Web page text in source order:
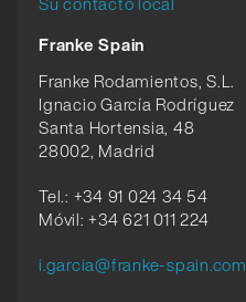
Franke Spain
Franke Rodamientos, S.L.
Ignacio García Rodríguez
Santa Hortensia, 48
28002, Madrid
Tel.: +34 91 024 34 54
Móvil: +34 621 011 224
i.garcia@franke-spain.com